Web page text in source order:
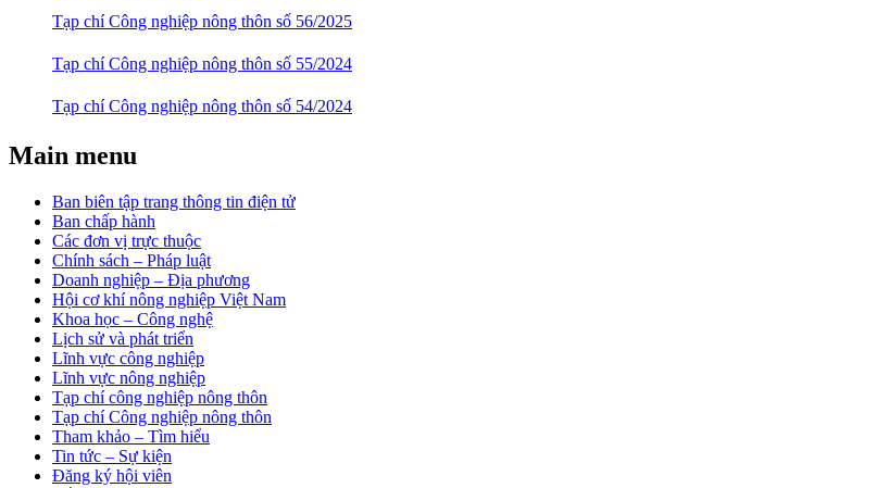
Tạp chí Công nghiệp nông thôn số 56/2025
Tạp chí Công nghiệp nông thôn số 55/2024
Tạp chí Công nghiệp nông thôn số 54/2024
Main menu
Ban biên tập trang thông tin điện tử
Ban chấp hành
Các đơn vị trực thuộc
Chính sách – Pháp luật
Doanh nghiệp – Địa phương
Hội cơ khí nông nghiệp Việt Nam
Khoa học – Công nghệ
Lịch sử và phát triển
Lĩnh vực công nghiệp
Lĩnh vực nông nghiệp
Tạp chí công nghiệp nông thôn
Tạp chí Công nghiệp nông thôn
Tham khảo – Tìm hiểu
Tin tức – Sự kiện
Đăng ký hội viên